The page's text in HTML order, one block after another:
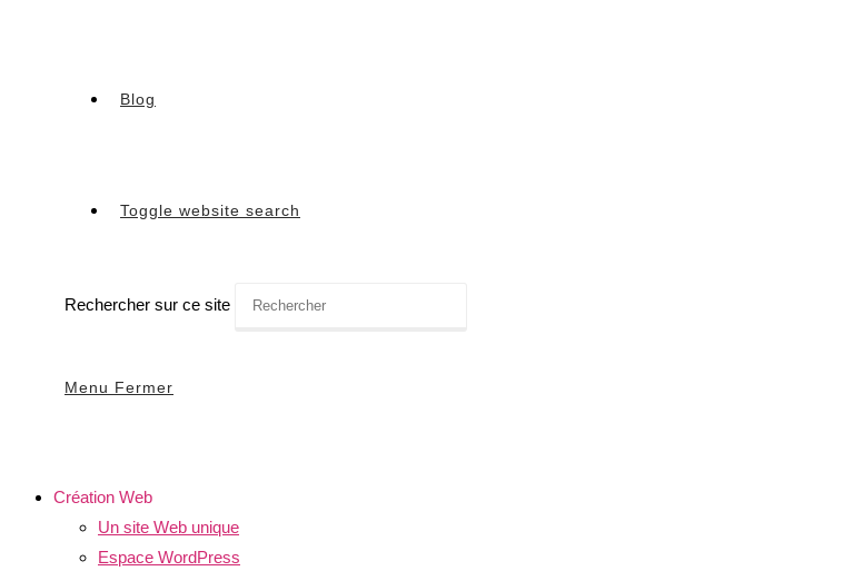
Blog
Toggle website search
Rechercher sur ce site
Menu Fermer
Création Web
Un site Web unique
Espace WordPress